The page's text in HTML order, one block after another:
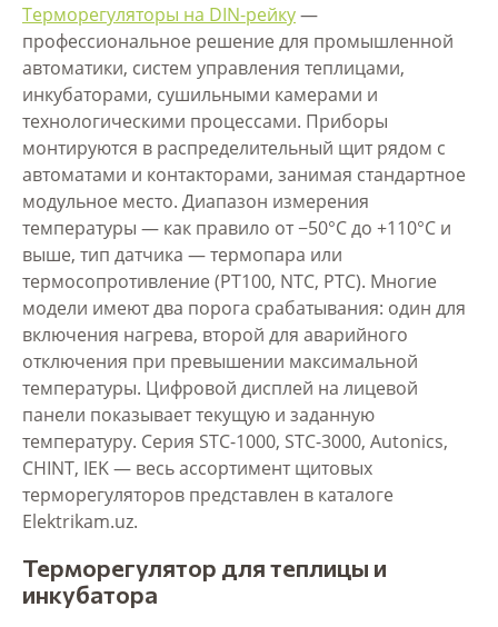
Терморегуляторы на DIN-рейку—
профессиональное решение для промышленной
автоматики, систем управления теплицами,
инкубаторами, сушильными камерами и
технологическими процессами. Приборы
монтируются в распределительный щит рядом с
автоматами и контакторами, занимая стандартное
модульное место. Диапазон измерения
температуры — как правило от −50°С до +110°С и
выше, тип датчика — термопара или
термосопротивление (PT100, NTC, PTC). Многие
модели имеют два порога срабатывания: один для
включения нагрева, второй для аварийного
отключения при превышении максимальной
температуры. Цифровой дисплей на лицевой
панели показывает текущую и заданную
температуру. Серия STC-1000, STC-3000, Autonics,
CHINT, IEK — весь ассортимент щитовых
терморегуляторов представлен в каталоге
Elektrikam.uz.
Терморегулятор для теплицы и
инкубатора